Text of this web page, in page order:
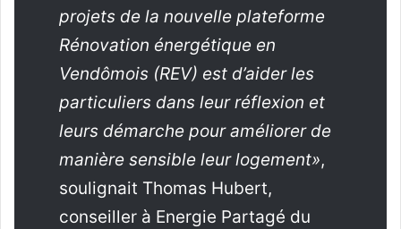
projets de la nouvelle plateforme
Rénovation énergétique en
Vendômois (REV) est d’aider les
particuliers dans leur réflexion et
leurs démarche pour améliorer de
manière sensible leur logement»,
soulignait Thomas Hubert,
conseiller à Energie Partagé du